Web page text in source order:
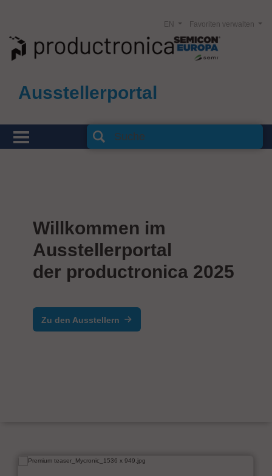
Ausstellerportal
Favoriten verwalten
EN
Willkommen im
Ausstellerportal
der productronica 2025
Zu den Ausstellern